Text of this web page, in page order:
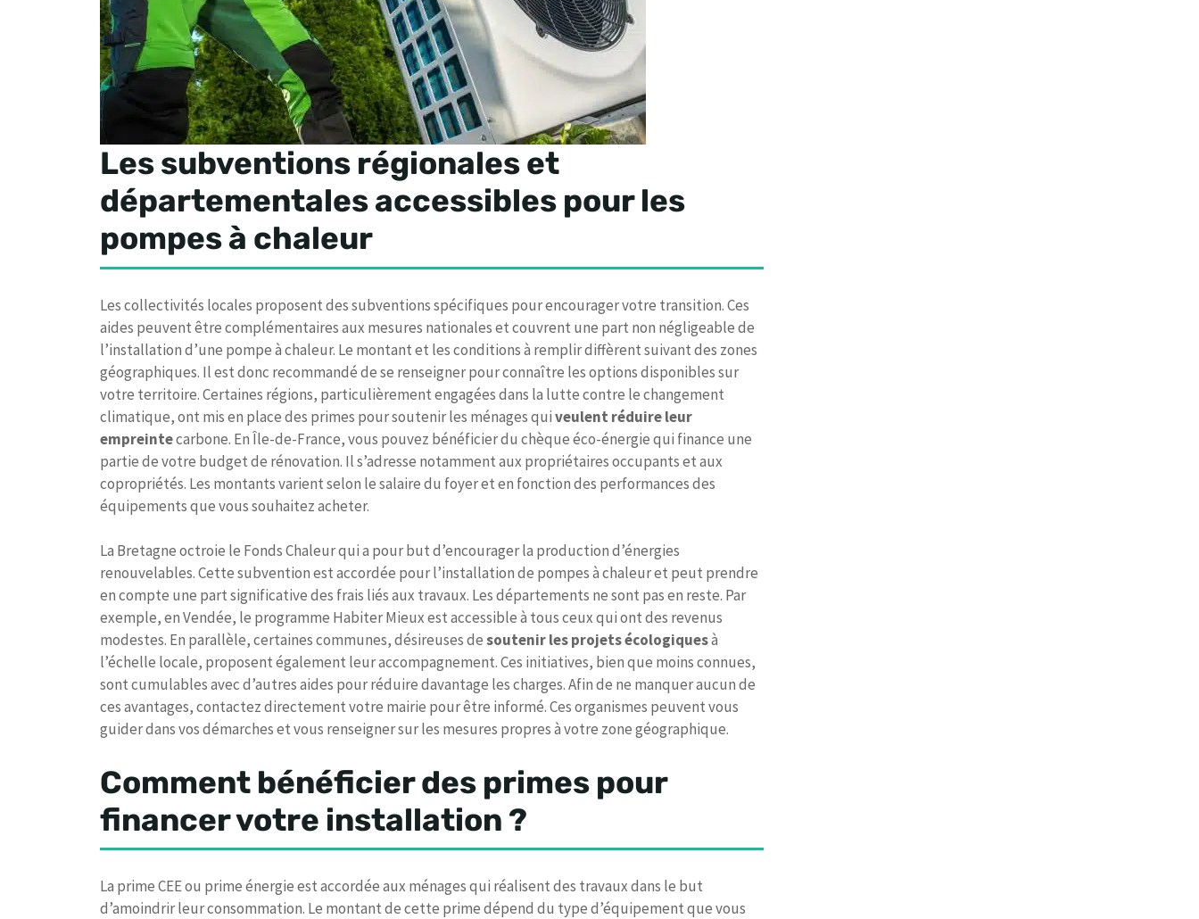
Les subventions régionales et
départementales accessibles pour les
pompes à chaleur
Les collectivités locales proposent des subventions spécifiques pour encourager votre transition. Ces
aides peuvent être complémentaires aux mesures nationales et couvrent une part non négligeable de
l’installation d’une pompe à chaleur. Le montant et les conditions à remplir diffèrent suivant des zones
géographiques. Il est donc recommandé de se renseigner pour connaître les options disponibles sur
votre territoire. Certaines régions, particulièrement engagées dans la lutte contre le changement
climatique, ont mis en place des primes pour soutenir les ménages quiveulent réduire leur
empreintecarbone. En Île-de-France, vous pouvez bénéficier du chèque éco-énergie qui finance une
partie de votre budget de rénovation. Il s’adresse notamment aux propriétaires occupants et aux
copropriétés. Les montants varient selon le salaire du foyer et en fonction des performances des
équipements que vous souhaitez acheter.
La Bretagne octroie le Fonds Chaleur qui a pour but d’encourager la production d’énergies
renouvelables. Cette subvention est accordée pour l’installation de pompes à chaleur et peut prendre
en compte une part significative des frais liés aux travaux. Les départements ne sont pas en reste. Par
exemple, en Vendée, le programme Habiter Mieux est accessible à tous ceux qui ont des revenus
modestes. En parallèle, certaines communes, désireuses desoutenir les projets écologiquesà
l’échelle locale, proposent également leur accompagnement. Ces initiatives, bien que moins connues,
sont cumulables avec d’autres aides pour réduire davantage les charges. Afin de ne manquer aucun de
ces avantages, contactez directement votre mairie pour être informé. Ces organismes peuvent vous
guider dans vos démarches et vous renseigner sur les mesures propres à votre zone géographique.
Comment bénéficier des primes pour
financer votre installation ?
La prime CEE ou prime énergie est accordée aux ménages qui réalisent des travaux dans le but
d’amoindrir leur consommation. Le montant de cette prime dépend du type d’équipement que vous